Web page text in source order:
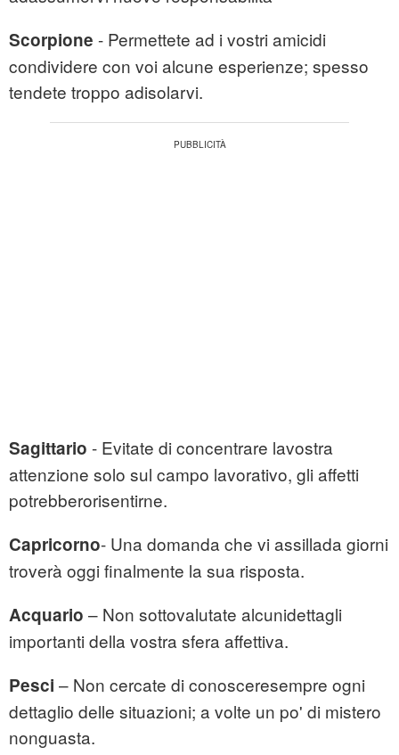
Scorpione - Permettete ad i vostri amicidi
condividere con voi alcune esperienze; spesso
tendete troppo adisolarvi.
Sagittario - Evitate di concentrare lavostra
attenzione solo sul campo lavorativo, gli affetti
potrebberorisentirne.
Capricorno- Una domanda che vi assillada giorni
troverà oggi finalmente la sua risposta.
Acquario – Non sottovalutate alcunidettagli
importanti della vostra sfera affettiva.
Pesci – Non cercate di conosceresempre ogni
dettaglio delle situazioni; a volte un po' di mistero
nonguasta.